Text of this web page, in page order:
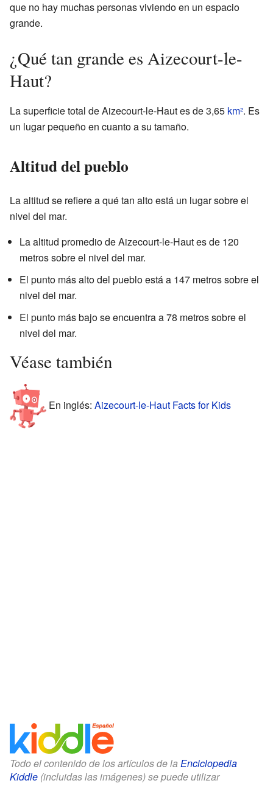
que no hay muchas personas viviendo en un espacio
grande.
¿Qué tan grande es Aizecourt-le-
Haut?
La superficie total de Aizecourt-le-Haut es de 3,65 km². Es
un lugar pequeño en cuanto a su tamaño.
Altitud del pueblo
La altitud se refiere a qué tan alto está un lugar sobre el
nivel del mar.
La altitud promedio de Aizecourt-le-Haut es de 120
metros sobre el nivel del mar.
El punto más alto del pueblo está a 147 metros sobre el
nivel del mar.
El punto más bajo se encuentra a 78 metros sobre el
nivel del mar.
Véase también
En inglés: Aizecourt-le-Haut Facts for Kids
Todo el contenido de los artículos de la Enciclopedia
Kiddle (incluidas las imágenes) se puede utilizar